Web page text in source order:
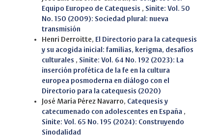
Equipo Europeo de Catequesis , Sinite: Vol. 50
No. 150 (2009): Sociedad plural: nueva
transmisión
Henri Derroitte, El Directorio para la catequesis
y su acogida inicial: familias, kerigma, desafíos
culturales , Sinite: Vol. 64 No. 192 (2023): La
inserción profética de la fe en la cultura
europea posmoderna en diálogo con el
Directorio para la catequesis (2020)
José María Pérez Navarro, Catequesis y
catecumenado con adolescentes en España ,
Sinite: Vol. 65 No. 195 (2024): Construyendo
Sinodalidad